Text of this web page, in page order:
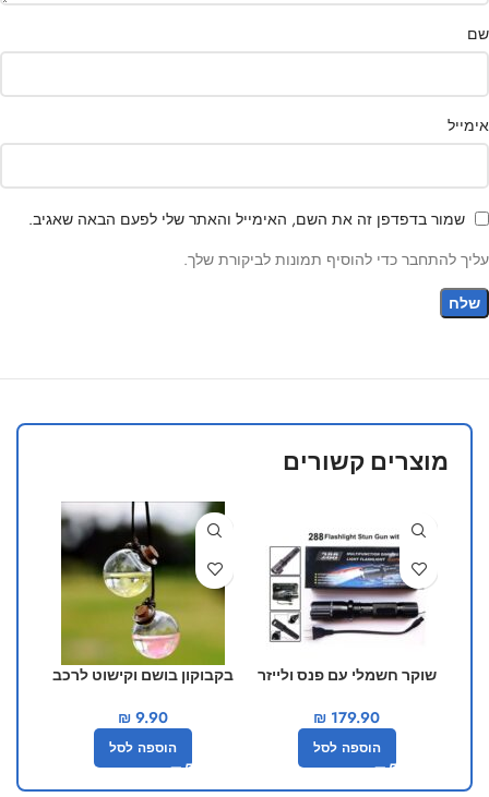
שם
אימייל
שמור בדפדפן זה את השם, האימייל והאתר שלי לפעם הבאה שאגיב.
עליך להתחבר כדי להוסיף תמונות לביקורת שלך.
מוצרים קשורים
שוקר חשמלי עם פנס ולייזר
₪ 179.90
הוספה לסל
בקבוקון בושם וקישוט לרכב
₪9.90
הוספה לסל